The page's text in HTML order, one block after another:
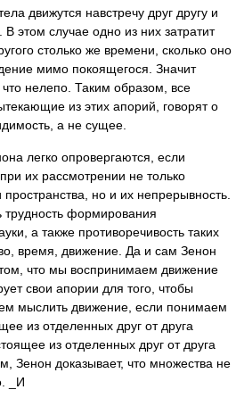
движутся навстречу друг другу и
В этом случае одно из них затратит
столько же времени, сколько оно
мимо покоящегося. Значит
нелепо. Таким образом, все
из этих апорий, говорят о
а не сущее.
легко опровергаются, если
их рассмотрении не только
но и их непрерывность.
трудность формирования
а также противоречивость таких
время, движение. Да и сам Зенон
что мы воспринимаем движение
свои апории для того, чтобы
мыслить движение, если понимаем
из отделенных друг от друга
из отделенных друг от друга
Зенон доказывает, что множества не
_И